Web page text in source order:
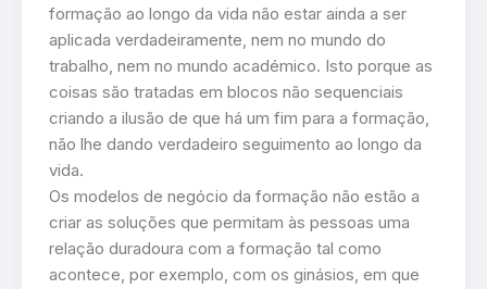
formação ao longo da vida não estar ainda a ser
aplicada verdadeiramente, nem no mundo do
trabalho, nem no mundo académico. Isto porque as
coisas são tratadas em blocos não sequenciais
criando a ilusão de que há um fim para a formação,
não lhe dando verdadeiro seguimento ao longo da
vida.
Os modelos de negócio da formação não estão a
criar as soluções que permitam às pessoas uma
relação duradoura com a formação tal como
acontece, por exemplo, com os ginásios, em que